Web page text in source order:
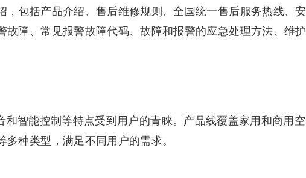
，包括产品介绍、售后维修规则、全国统一售后服务热线、安
故障、常见报警故障代码、故障和报警的应急处理方法、维护
和智能控制等特点受到用户的青睐。产品线覆盖家用和商用空
种类型，满足不同用户的需求。